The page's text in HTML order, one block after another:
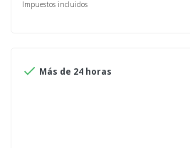
Impuestos incluidos
 Más de 24 horas